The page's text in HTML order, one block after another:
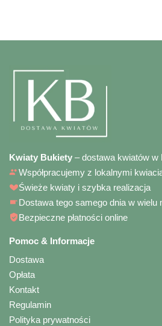
Kwiaty Bukiety – dostawa kwiatów w
Współpracujemy z lokalnymi
Świeże kwiaty i szybka realizacja
Dostawa tego samego dnia w wielu
Bezpieczne płatności online
Pomoc & Informacje
Dostawa
Opłata
Kontakt
Regulamin
Polityka prywatności